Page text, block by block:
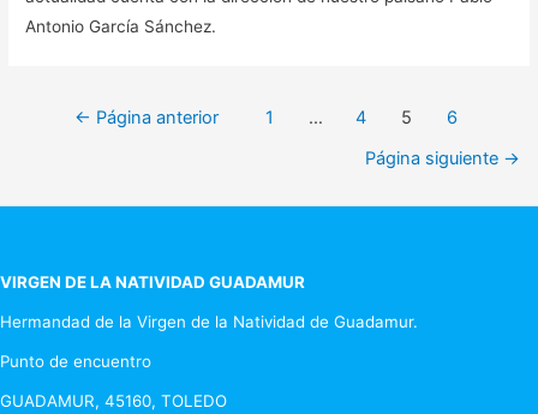
Antonio García Sánchez.
Paginación
← Página anterior 1 … 4 5
6
Página siguiente →
VIRGEN DE LA NATIVIDAD GUADAMUR
Hermandad de la Virgen de la Natividad de Guadamur.
Punto de encuentro
GUADAMUR, 45160, TOLEDO